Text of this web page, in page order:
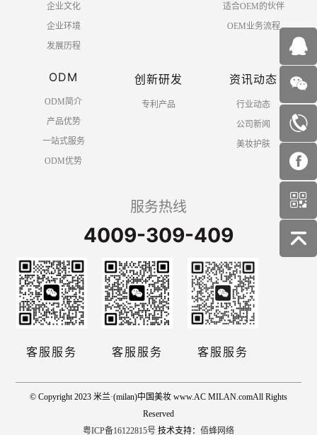
企业文化
企业环境
发展历程
适合OEM的伙伴
OEM业务流程
ODM
ODM简介
产品优势
一站式服务
ODM优势
创新研发
专利产品
资讯动态
行业动态
公司新闻
美妆护肤
服务热线
4009-309-409
客服服务 客服服务 客服服务
© Copyright 2023 米兰·(milan)中国美妆 www.AC MILAN.comAll Rights
Reserved
粤ICP备16122815号 技术支持： 佰蜂网络